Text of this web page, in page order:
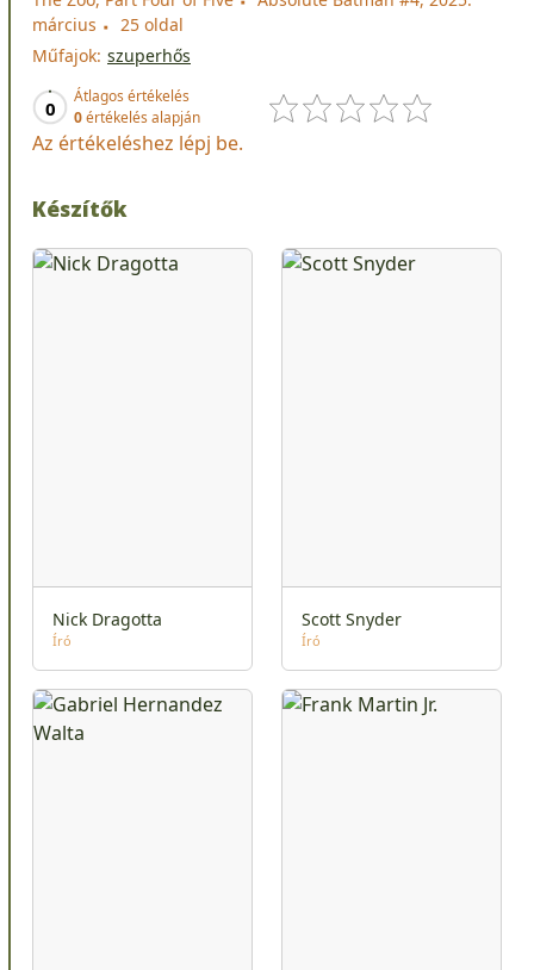
március
25 oldal
Műfajok: szuperhős
0
Átlagos értékelés
0értékelés alapján
Az értékeléshez lépj be.
Készítők
Nick Dragotta
Író
Scott Snyder
Író